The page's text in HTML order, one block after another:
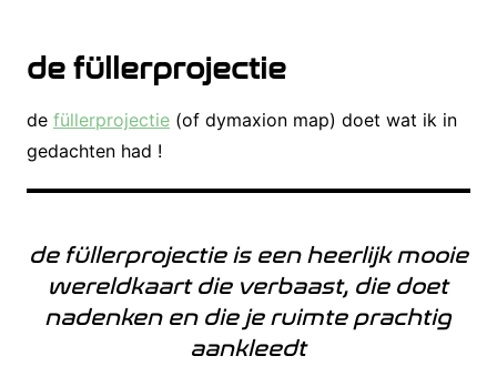
de füllerprojectie
de füllerprojectie(of dymaxion map) doet wat ik in
gedachten had !
de füllerprojectie is een heerlijk mooie
wereldkaart die verbaast, die doet
nadenken en die je ruimte prachtig
aankleedt